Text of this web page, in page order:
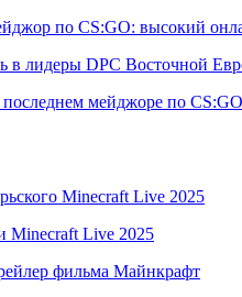
по CS:GO: высокий
в лидеры DPC Восточной
мейджоре по
Minecraft Live 2025
Minecraft Live 2025
фильма Майнкрафт